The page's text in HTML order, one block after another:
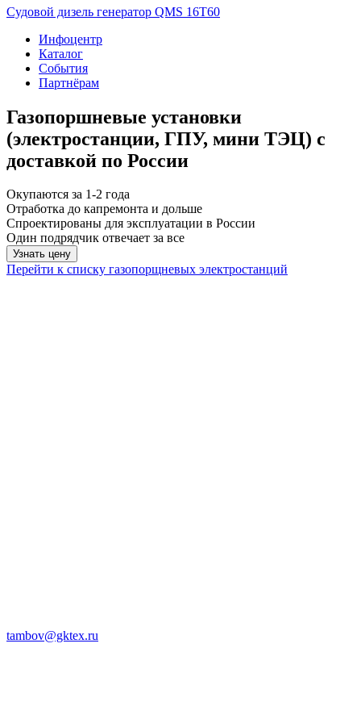
Судовой дизель генератор QMS 16T60
Инфоцентр
Каталог
События
Партнёрам
Газопоршневые установки
(электростанции, ГПУ, мини ТЭЦ) с
доставкой по России
Окупаются за 1-2 года
Отработка до капремонта и дольше
Спроектированы для эксплуатации в России
Один подрядчик отвечает за все
Узнать цену
Перейти к списку газопорщневых электростанций
tambov@gktex.ru